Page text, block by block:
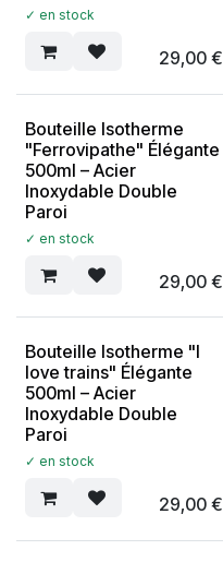
✓ en stock
29,00€
Bouteille Isotherme
"Ferrovipathe" Élégante
500ml – Acier
Inoxydable Double
Paroi
✓ en stock
29,00€
Bouteille Isotherme "I
love trains" Élégante
500ml – Acier
Inoxydable Double
Paroi
✓ en stock
29,00€